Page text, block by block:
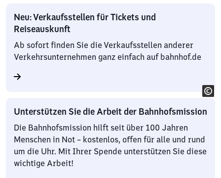
Neu: Verkaufsstellen für Tickets und
Reiseauskunft
Ab sofort finden Sie die Verkaufsstellen anderer
Verkehrsunternehmen ganz einfach auf bahnhof.de
Unterstützen Sie die Arbeit der Bahnhofsmission
Die Bahnhofsmission hilft seit über 100 Jahren
Menschen in Not – kostenlos, offen für alle und rund
um die Uhr. Mit Ihrer Spende unterstützen Sie diese
wichtige Arbeit!